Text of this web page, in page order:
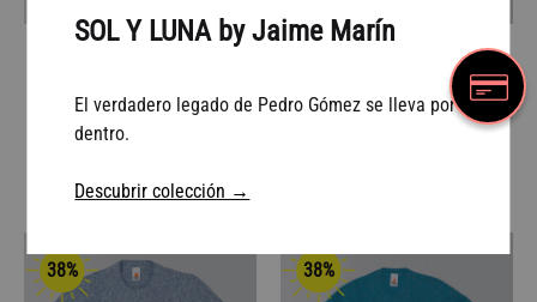
375,00
Jersey GS Marrón Pedro
38% 38%
SOL Y LUNA by Jaime Marín
El verdadero legado de Pedro Gómez se lleva por
dentro.
Descubrir colección →